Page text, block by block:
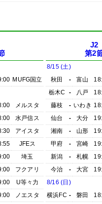
MUFG国立
メルスタ
水戸信ス
アイスタ
JFEス
埼玉
フクアリ
U等々力
ノエスタ
J2
第2
8/15 (土)
秋田
- 富山
栃木C
- 八戸
藤枝
- いわき
仙台
- 大分
湘南
- 山形
甲府
- 宮崎
新潟
- 札幌
今治
- 大宮
8/16 (日)
横浜FC - 磐田